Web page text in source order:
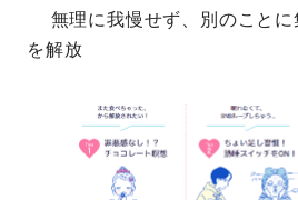
無理に我慢せず、別のことに
を解放